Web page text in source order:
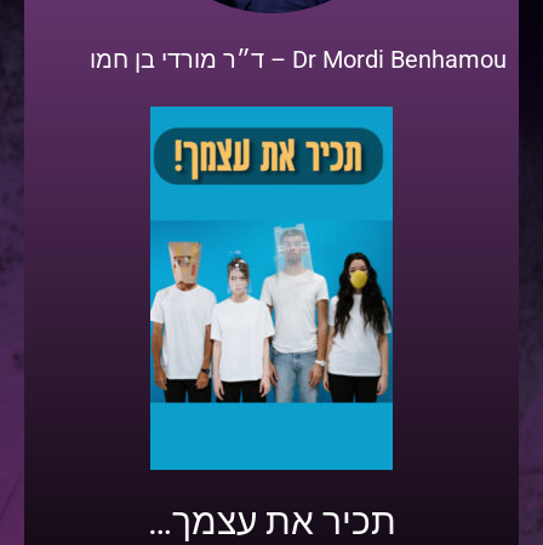
Dr Mordi Benhamou – ד״ר מורדי בן חמו
תכיר את עצמך…